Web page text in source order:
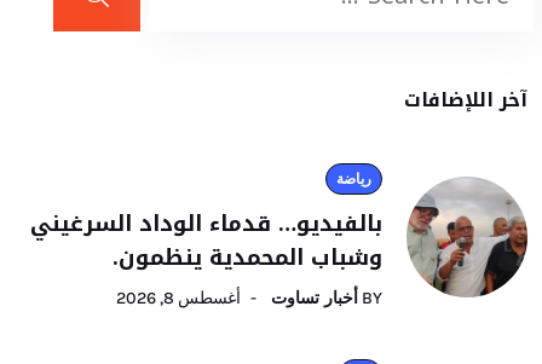
آخر اللإضافات
رياضة
بالفيديو… قدماء الوداد السرغيني
وشباب المحمدية ينظمون.
BY أخبار تساوت أغسطس 8, 2026